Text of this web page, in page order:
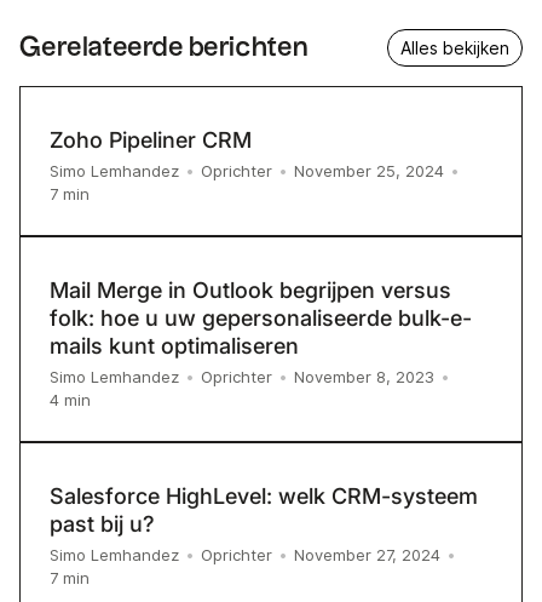
Gerelateerde berichten Alles bekijken
Zoho Pipeliner CRM
Simo Lemhandez • Oprichter • November 25, 2024 •
7 min
Mail Merge in Outlook begrijpen versus
folk: hoe u uw gepersonaliseerde bulk-e-
mails kunt optimaliseren
Simo Lemhandez • Oprichter • November 8, 2023 •
4 min
Salesforce HighLevel: welk CRM-systeem
past bij u?
Simo Lemhandez • Oprichter • November 27, 2024 •
7 min